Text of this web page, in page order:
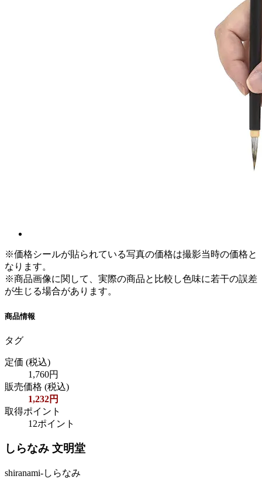
※価格シールが貼られている写真の価格は撮影当時の価格と
なります。
※商品画像に関して、実際の商品と比較し色味に若干の誤差
が生じる場合があります。
商品情報
タグ
定価 (税込)
1,760円
販売価格 (税込)
1,232円
取得ポイント
12ポイント
しらなみ 文明堂
shiranami-しらなみ